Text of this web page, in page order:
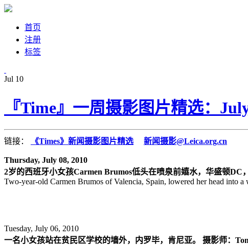
首页
注册
标签
Jul 10
『Time』一周摄影图片精选：
链接： 《Times》新闻摄影图片精选 新闻摄影@Leica.org.cn
Thursday, July 08, 2010
2岁的西班牙小女孩Carmen Brumos低头在喷泉前嬉水，华盛顿DC
Two-year-old Carmen Brumos of Valencia, Spain, lowered her head into
Tuesday, July 06, 2010
一名小女孩站在贫民区学校的墙外，内罗毕，肯尼亚。 摄影师：